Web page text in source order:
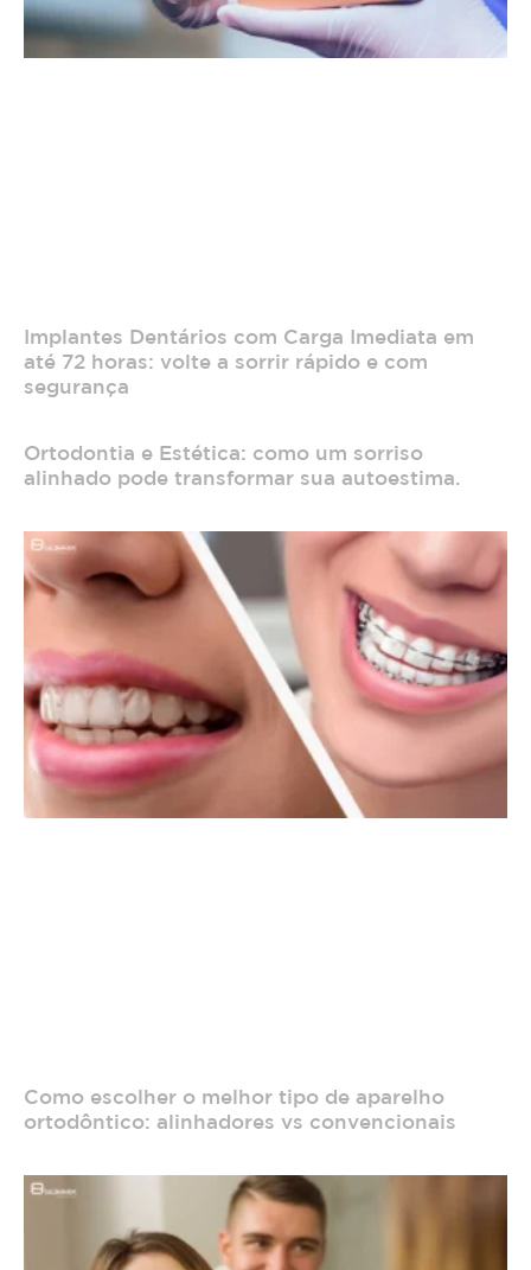
Implantes Dentários com Carga Imediata em
até 72 horas: volte a sorrir rápido e com
segurança
Ortodontia e Estética: como um sorriso
alinhado pode transformar sua autoestima.
Como escolher o melhor tipo de aparelho
ortodôntico: alinhadores vs convencionais